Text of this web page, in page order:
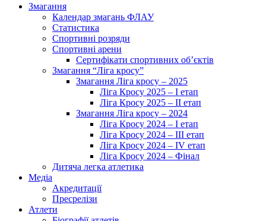
Змагання
Календар змагань ФЛАУ
Статистика
Спортивні розряди
Спортивні арени
Сертифікати спортивних об’єктів
Змагання “Ліга кросу”
Змагання Ліга кросу – 2025
Ліга Кросу 2025 – I етап
Ліга Кросу 2025 – II етап
Змагання Ліга кросу – 2024
Ліга Кросу 2024 – I етап
Ліга Кросу 2024 – III етап
Ліга Кросу 2024 – IV етап
Ліга Кросу 2024 – Фінал
Дитяча легка атлетика
Медіа
Акредитації
Пресрелізи
Атлети